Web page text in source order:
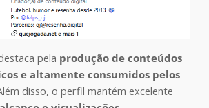
pela produção de conteúdos
e altamente consumidos pelos
disso, o perfil mantém excelente